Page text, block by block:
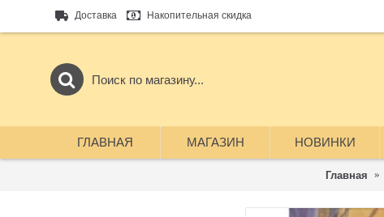
Доставка Накопительная скидка
ГЛАВНАЯ МАГАЗИН НОВИНКИ
Главная